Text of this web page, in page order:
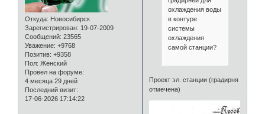
Откуда: Новосибирск
Зарегистрирован: 19-07-2009
Сообщений: 23565
Уважение: +9768
Позитив: +9358
Пол: Женский
Провел на форуме:
4 месяца 29 дней
Последний визит:
17-06-2026 17:14:22
охлаждения воды
в контуре
системы
охлаждения
самой станции?
Проект эл. станции (градирня
отмечена)